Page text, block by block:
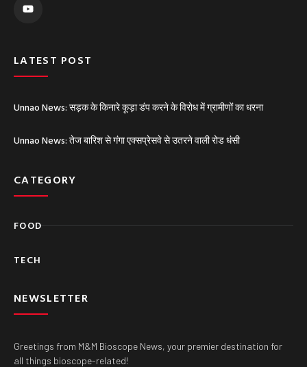
u
LATEST POST
Unnao News: सड़क के किनारे कूड़ा डंप करने के विरोध में ग्रामीणों का धरना
Unnao News: तेज बारिश से गंगा एक्सप्रेसवे से उतरने वाली रोड धंसी
CATEGORY
FOOD
TECH
NEWSLETTER
Greetings from M&M Bioscope News, your premier destination for
all things bioscope-related!